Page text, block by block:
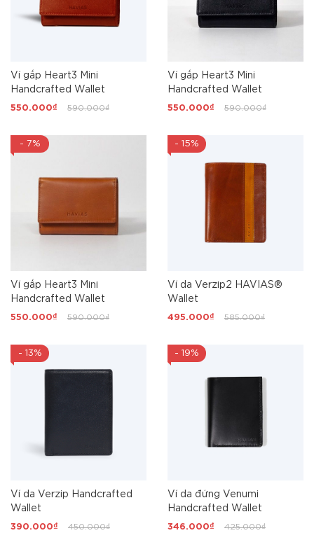
Ví gấp Heart3 Mini
Handcrafted Wallet
550.000₫ 590.000₫
Ví gấp Heart3 Mini
Handcrafted Wallet
550.000₫ 590.000₫
- 7%
Ví gấp Heart3 Mini
Handcrafted Wallet
550.000₫ 590.000₫
- 15%
Ví da Verzip2 HAVIAS®
Wallet
495.000₫ 585.000₫
- 13%
Ví da Verzip Handcrafted
Wallet
390.000₫ 450.000₫
- 19%
Ví da đứng Venumi
Handcrafted Wallet
346.000₫ 425.000₫